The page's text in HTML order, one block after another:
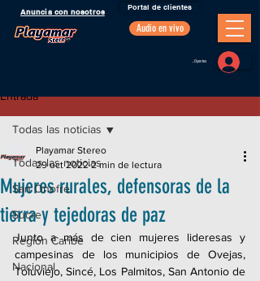
Anuncia con nosotros
Audio en vivo
Portal Oyentes
Portal de clientes
Entrada
Todas las noticias
San Onofre
Sucre
Región Caribe
Nacional
Todas las noticias
Mujeres rurales, defensoras de la
tierra y tejedoras de paz
Playamar Stereo
29 oct 2022 2 min de lectura
Junto a más de cien mujeres lideresas y
campesinas de los municipios de Ovejas,
Toluviejo, Sincé, Los Palmitos, San Antonio de